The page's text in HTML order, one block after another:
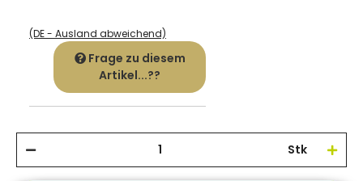
(DE - Ausland abweichend)
Frage zu diesem
Artikel...??
Stk